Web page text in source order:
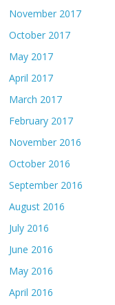
November 2017
October 2017
May 2017
April 2017
March 2017
February 2017
November 2016
October 2016
September 2016
August 2016
July 2016
June 2016
May 2016
April 2016